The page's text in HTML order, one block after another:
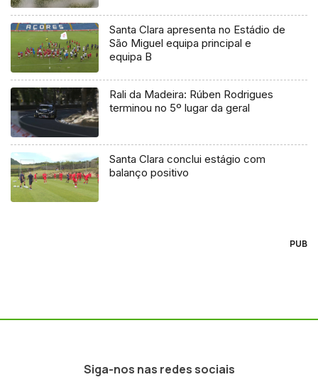
Santa Clara apresenta no Estádio de
São Miguel equipa principal e
equipa B
Rali da Madeira: Rúben Rodrigues
terminou no 5º lugar da geral
Santa Clara conclui estágio com
balanço positivo
PUB
Siga-nos nas redes sociais